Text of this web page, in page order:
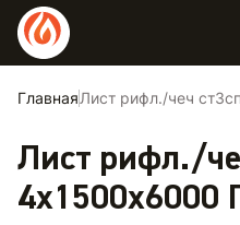
ГлавнаяЛист рифл./чеч
Лист рифл./
4х1500х6000